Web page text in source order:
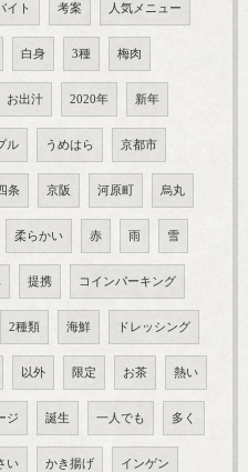
イト 考案 人気メニュー
白身 3種 梅肉
お出汁 2020年 新年
ル うめはら 京都市
条 京阪 河原町 烏丸
柔らかい 赤 雨 雪
提携 コインパーキング
2種類 海鮮 ドレッシング
以外 限定 お茶 熱い
ジ 誕生 一人でも 多く
い かき揚げ インゲン